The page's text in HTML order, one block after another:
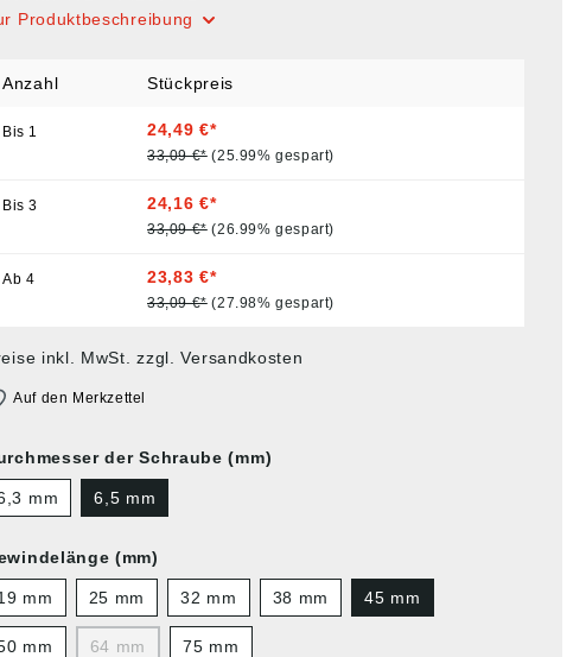
Produktbeschreibung
Anzahl Stückpreis
Bis 1 24,49 €*
33,09 €* (25.99% gespart)
Bis3 24,16 €*
33,09 €* (26.99% gespart)
Ab 4 23,83 €*
33,09 €* (27.98% gespart)
inkl. MwSt. zzgl. Versandkosten
Auf den Merkzettel
der Schraube (mm)
mm 6,5 mm
(mm)
mm 25 mm 32 mm 38 mm 45 mm
mm 64 mm 75 mm